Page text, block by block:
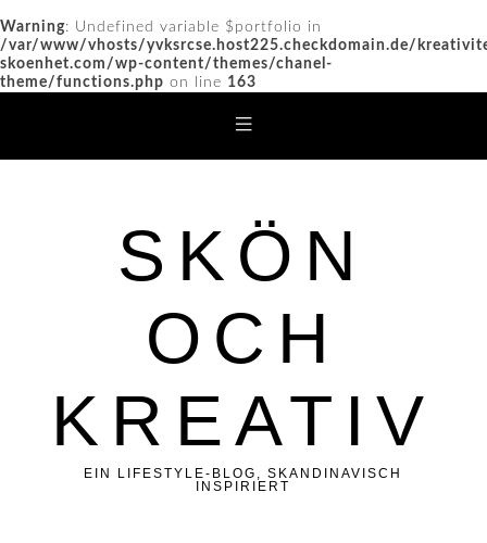
Warning: Undefined variable $portfolio in
/var/www/vhosts/yvksrcse.host225.checkdomain.de/
skoenhet.com/wp-content/themes/chanel-
theme/functions.php on line 163
SKÖN
OCH
KREATIV
EIN LIFESTYLE-BLOG, SKANDINAVISCH
INSPIRIERT